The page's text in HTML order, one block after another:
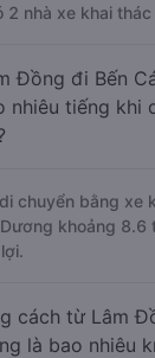
2 nhà xe khai
Đồng đi Bến
nhiêu tiếng khi
chuyển bằng xe
khoảng 8.6
cách từ Lâm
là bao nhiêu